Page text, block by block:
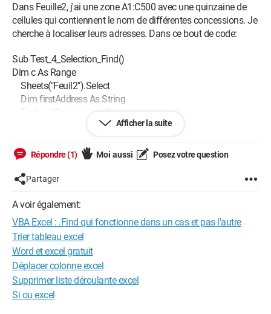
Dans Feuille2, j'ai une zone A1:C500 avec une quinzaine de
cellules qui contiennent le nom de différentes concessions. Je
cherche à localiser leurs adresses. Dans ce bout de code:
Sub Test_4_Selection_Find()
Dim c As Range
Sheets("Feuil2").Select
Dim firstAddress As String
Texte = "Consessions"
Range("A1:C500").Select
MsgBox c.Address
With Worksheets(2).Range("A1:C500")
MsgBox c
Stop
If Not c Is Nothing Then
firstAddress = c.Address
Do
'c.Value = Replace(c.Value, Texte, "xyz")
Set c = .FindNext(c)
Loop While Not c Is Nothing And c.Address <>
Afficher la suite
Répondre (1) Moi aussi Posez votre question
Partager
A voir également:
VBA Excel : .Find qui fonctionne dans un cas et pas l'autre
Trier tableau excel
Word et excel gratuit
Déplacer colonne excel
Supprimer liste déroulante excel
Si ou excel